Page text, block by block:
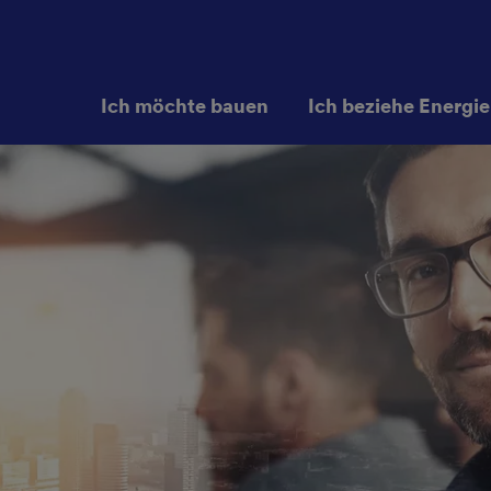
Ich möchte bauen Ich beziehe Energie